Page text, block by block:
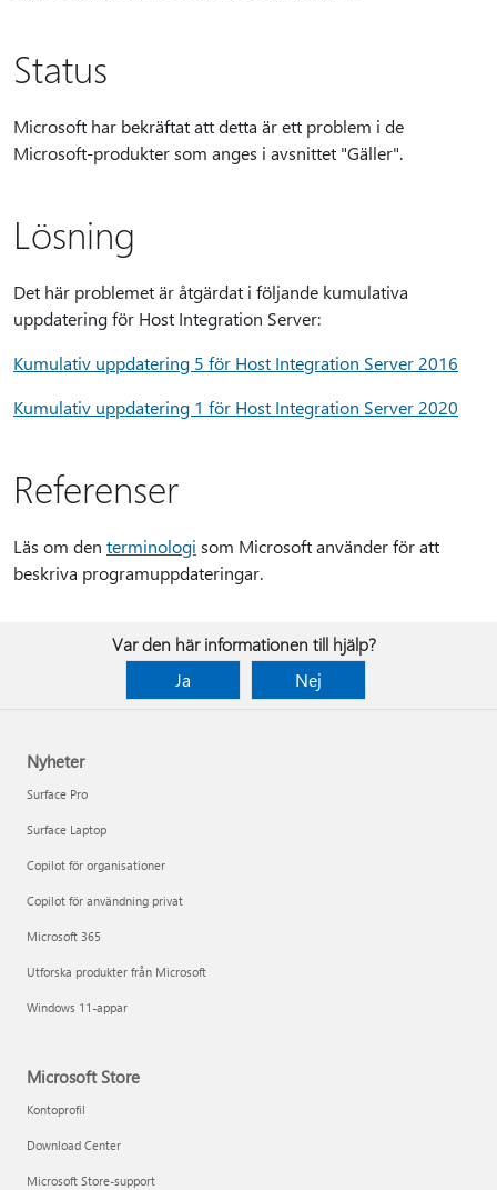
Status
Microsoft har bekräftat att detta är ett problem i de
Microsoft-produkter som anges i avsnittet "Gäller".
Lösning
Det här problemet är åtgärdat i följande kumulativa
uppdatering för Host Integration Server:
Kumulativ uppdatering 5 för Host Integration Server 2016
Kumulativ uppdatering 1 för Host Integration Server 2020
Referenser
Läs om den terminologi som Microsoft använder för att
beskriva programuppdateringar.
Var den här informationen till hjälp?
Ja
Nej
Nyheter
Surface Pro
Surface Laptop
Copilot för organisationer
Copilot för användning privat
Microsoft 365
Utforska produkter från Microsoft
Windows 11-appar
Microsoft Store
Kontoprofil
Download Center
Microsoft Store-support